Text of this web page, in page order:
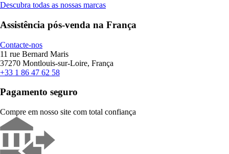
Descubra todas as nossas marcas
Assistência pós-venda na França
Contacte-nos
11 rue Bernard Maris
37270 Montlouis-sur-Loire, França
+33 1 86 47 62 58
Pagamento seguro
Compre em nosso site com total confiança